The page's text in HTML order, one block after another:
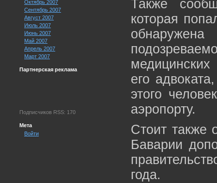
Октябрь 2007
Сентябрь 2007
Август 2007
Июль 2007
Июнь 2007
Май 2007
Апрель 2007
Март 2007
Партнерская реклама
Подписчиков RSS: 170
Мета
Войти
Также
которая
его
этого
аэропорту.
Стоит также
Баварии
года.